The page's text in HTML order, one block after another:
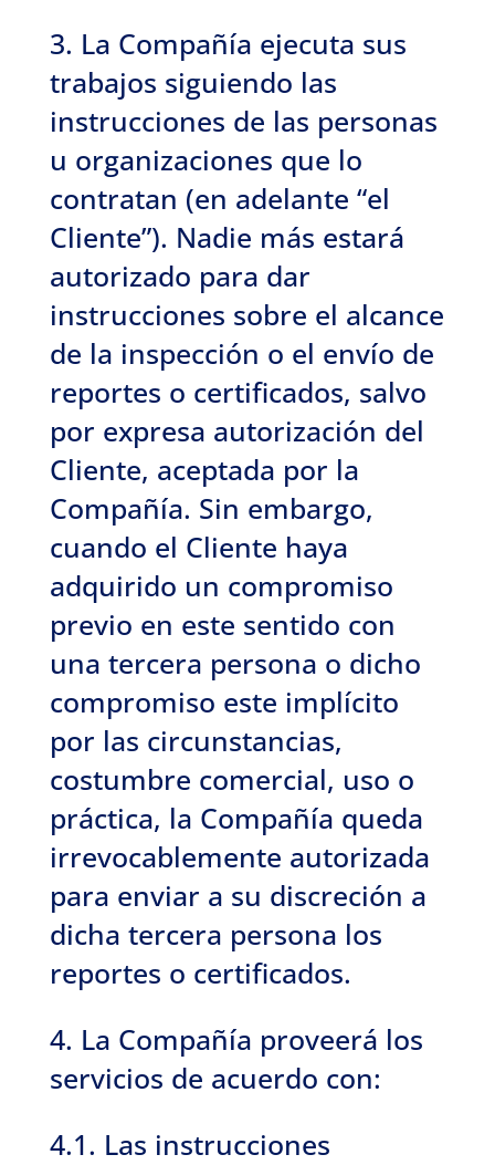
3. La Compañía ejecuta sus
trabajos siguiendo las
instrucciones de las personas
u organizaciones que lo
contratan (en adelante “el
Cliente”). Nadie más estará
autorizado para dar
instrucciones sobre el alcance
de la inspección o el envío de
reportes o certificados, salvo
por expresa autorización del
Cliente, aceptada por la
Compañía. Sin embargo,
cuando el Cliente haya
adquirido un compromiso
previo en este sentido con
una tercera persona o dicho
compromiso este implícito
por las circunstancias,
costumbre comercial, uso o
práctica, la Compañía queda
irrevocablemente autorizada
para enviar a su discreción a
dicha tercera persona los
reportes o certificados.
4. La Compañía proveerá los
servicios de acuerdo con:
4.1. Las instrucciones